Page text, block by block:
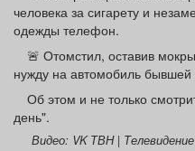
человека за сигарету и
одежды телефон.
🚨 Отомстил, оставив
нужду на автомобиль
Об этом и не только
день".
Видео: VK ТВН |